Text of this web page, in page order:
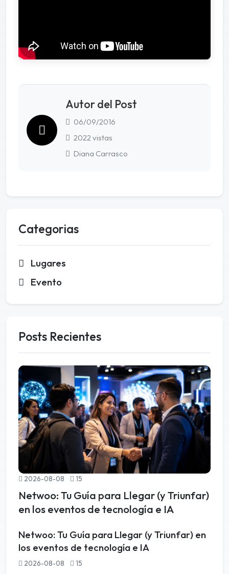
Autor del Post
06/09/2016
2022 vistas
Diana Carrasco
Categorias
Lugares
Evento
Posts Recientes
2026-08-08 15
Netwoo: Tu Guía para Llegar (y Triunfar)
en los eventos de tecnología e IA
Netwoo: Tu Guía para Llegar (y Triunfar) en
los eventos de tecnología e IA
2026-08-08 15